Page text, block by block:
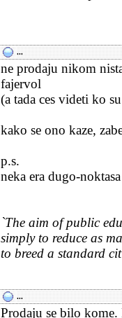
...
ne prodaju nikom
fajervol
(a tada ces videti ko
kako se ono kaze,
p.s.
neka era dugo-
`The aim of public
simply to reduce as
to breed a standard
...
Prodaju se bilo kome.